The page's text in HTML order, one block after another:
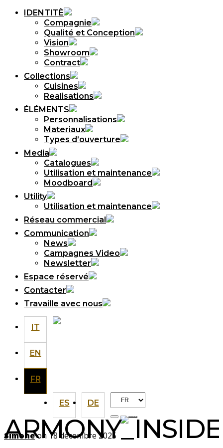
IDENTITÈ
Compagnie
Qualité et Conception
Vision
Showroom
Contract
Collections
Cuisines
Realisations
ÉLÉMENTS
Personnalisations
Materiaux
Types d’ouverture
Media
Catalogues
Utilisation et maintenance
Moodboard
Utility
Utilisation et maintenance
Réseau commercial
Communication
News
Campagnes Video
Newsletter
Espace réservé
Contacter
Travaille avec nous
IT
EN
FR
ES DE
Choisir
une
langue
Simoneon 18 décembre 2025